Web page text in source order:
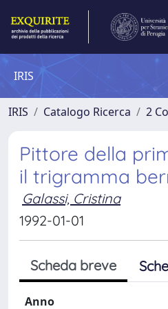
IRIS
IRIS Catalogo Ricerca 2
Pittore della
il trigramma
Galassi, Cristina
1992-01-01
Scheda breve
Anno